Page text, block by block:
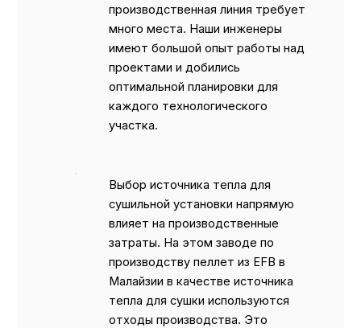
производственная линия требует
много места. Наши инженеры
имеют большой опыт работы над
проектами и добились
оптимальной планировки для
каждого технологического
участка.
Выбор источника тепла для
сушильной установки напрямую
влияет на производственные
затраты. На этом заводе по
производству пеллет из EFB в
Малайзии в качестве источника
тепла для сушки используются
отходы производства. Это